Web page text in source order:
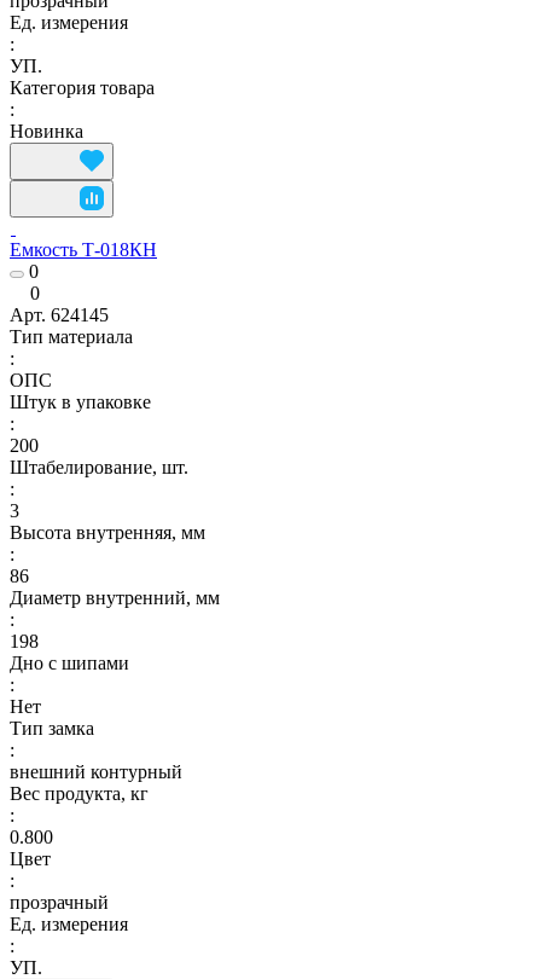
Ед. измерения
:
УП.
Категория товара
:
Новинка
Емкость Т-018КН
0
0
Арт. 624145
Тип материала
:
ОПС
Штук в упаковке
:
200
Штабелирование, шт.
:
3
Высота внутренняя, мм
:
86
Диаметр внутренний, мм
:
198
Дно с шипами
:
Нет
Тип замка
:
внешний контурный
Вес продукта, кг
:
0.800
Цвет
:
прозрачный
Ед. измерения
:
УП.